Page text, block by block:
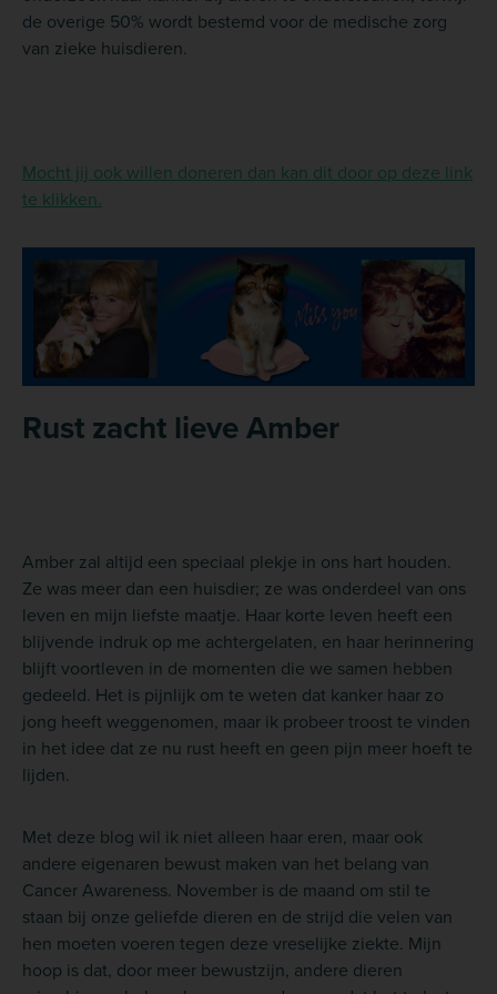
de overige 50% wordt bestemd voor de medische zorg
van zieke huisdieren.
Mocht jij ook willen doneren dan kan dit door op deze link
te klikken.
Rust zacht lieve Amber
Amber zal altijd een speciaal plekje in ons hart houden.
Ze was meer dan een huisdier; ze was onderdeel van ons
leven en mijn liefste maatje. Haar korte leven heeft een
blijvende indruk op me achtergelaten, en haar herinnering
blijft voortleven in de momenten die we samen hebben
gedeeld. Het is pijnlijk om te weten dat kanker haar zo
jong heeft weggenomen, maar ik probeer troost te vinden
in het idee dat ze nu rust heeft en geen pijn meer hoeft te
lijden.
Met deze blog wil ik niet alleen haar eren, maar ook
andere eigenaren bewust maken van het belang van
Cancer Awareness. November is de maand om stil te
staan bij onze geliefde dieren en de strijd die velen van
hen moeten voeren tegen deze vreselijke ziekte. Mijn
hoop is dat, door meer bewustzijn, andere dieren